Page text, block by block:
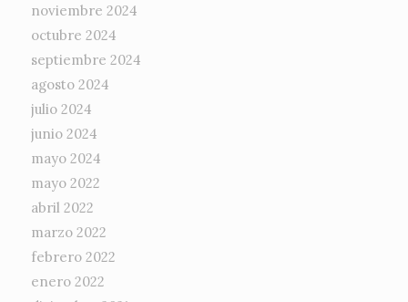
noviembre 2024
octubre 2024
septiembre 2024
agosto 2024
julio 2024
junio 2024
mayo 2024
mayo 2022
abril 2022
marzo 2022
febrero 2022
enero 2022